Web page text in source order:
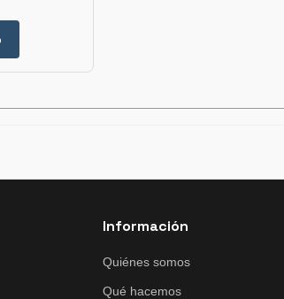
Información
Quiénes somos
Qué hacemos